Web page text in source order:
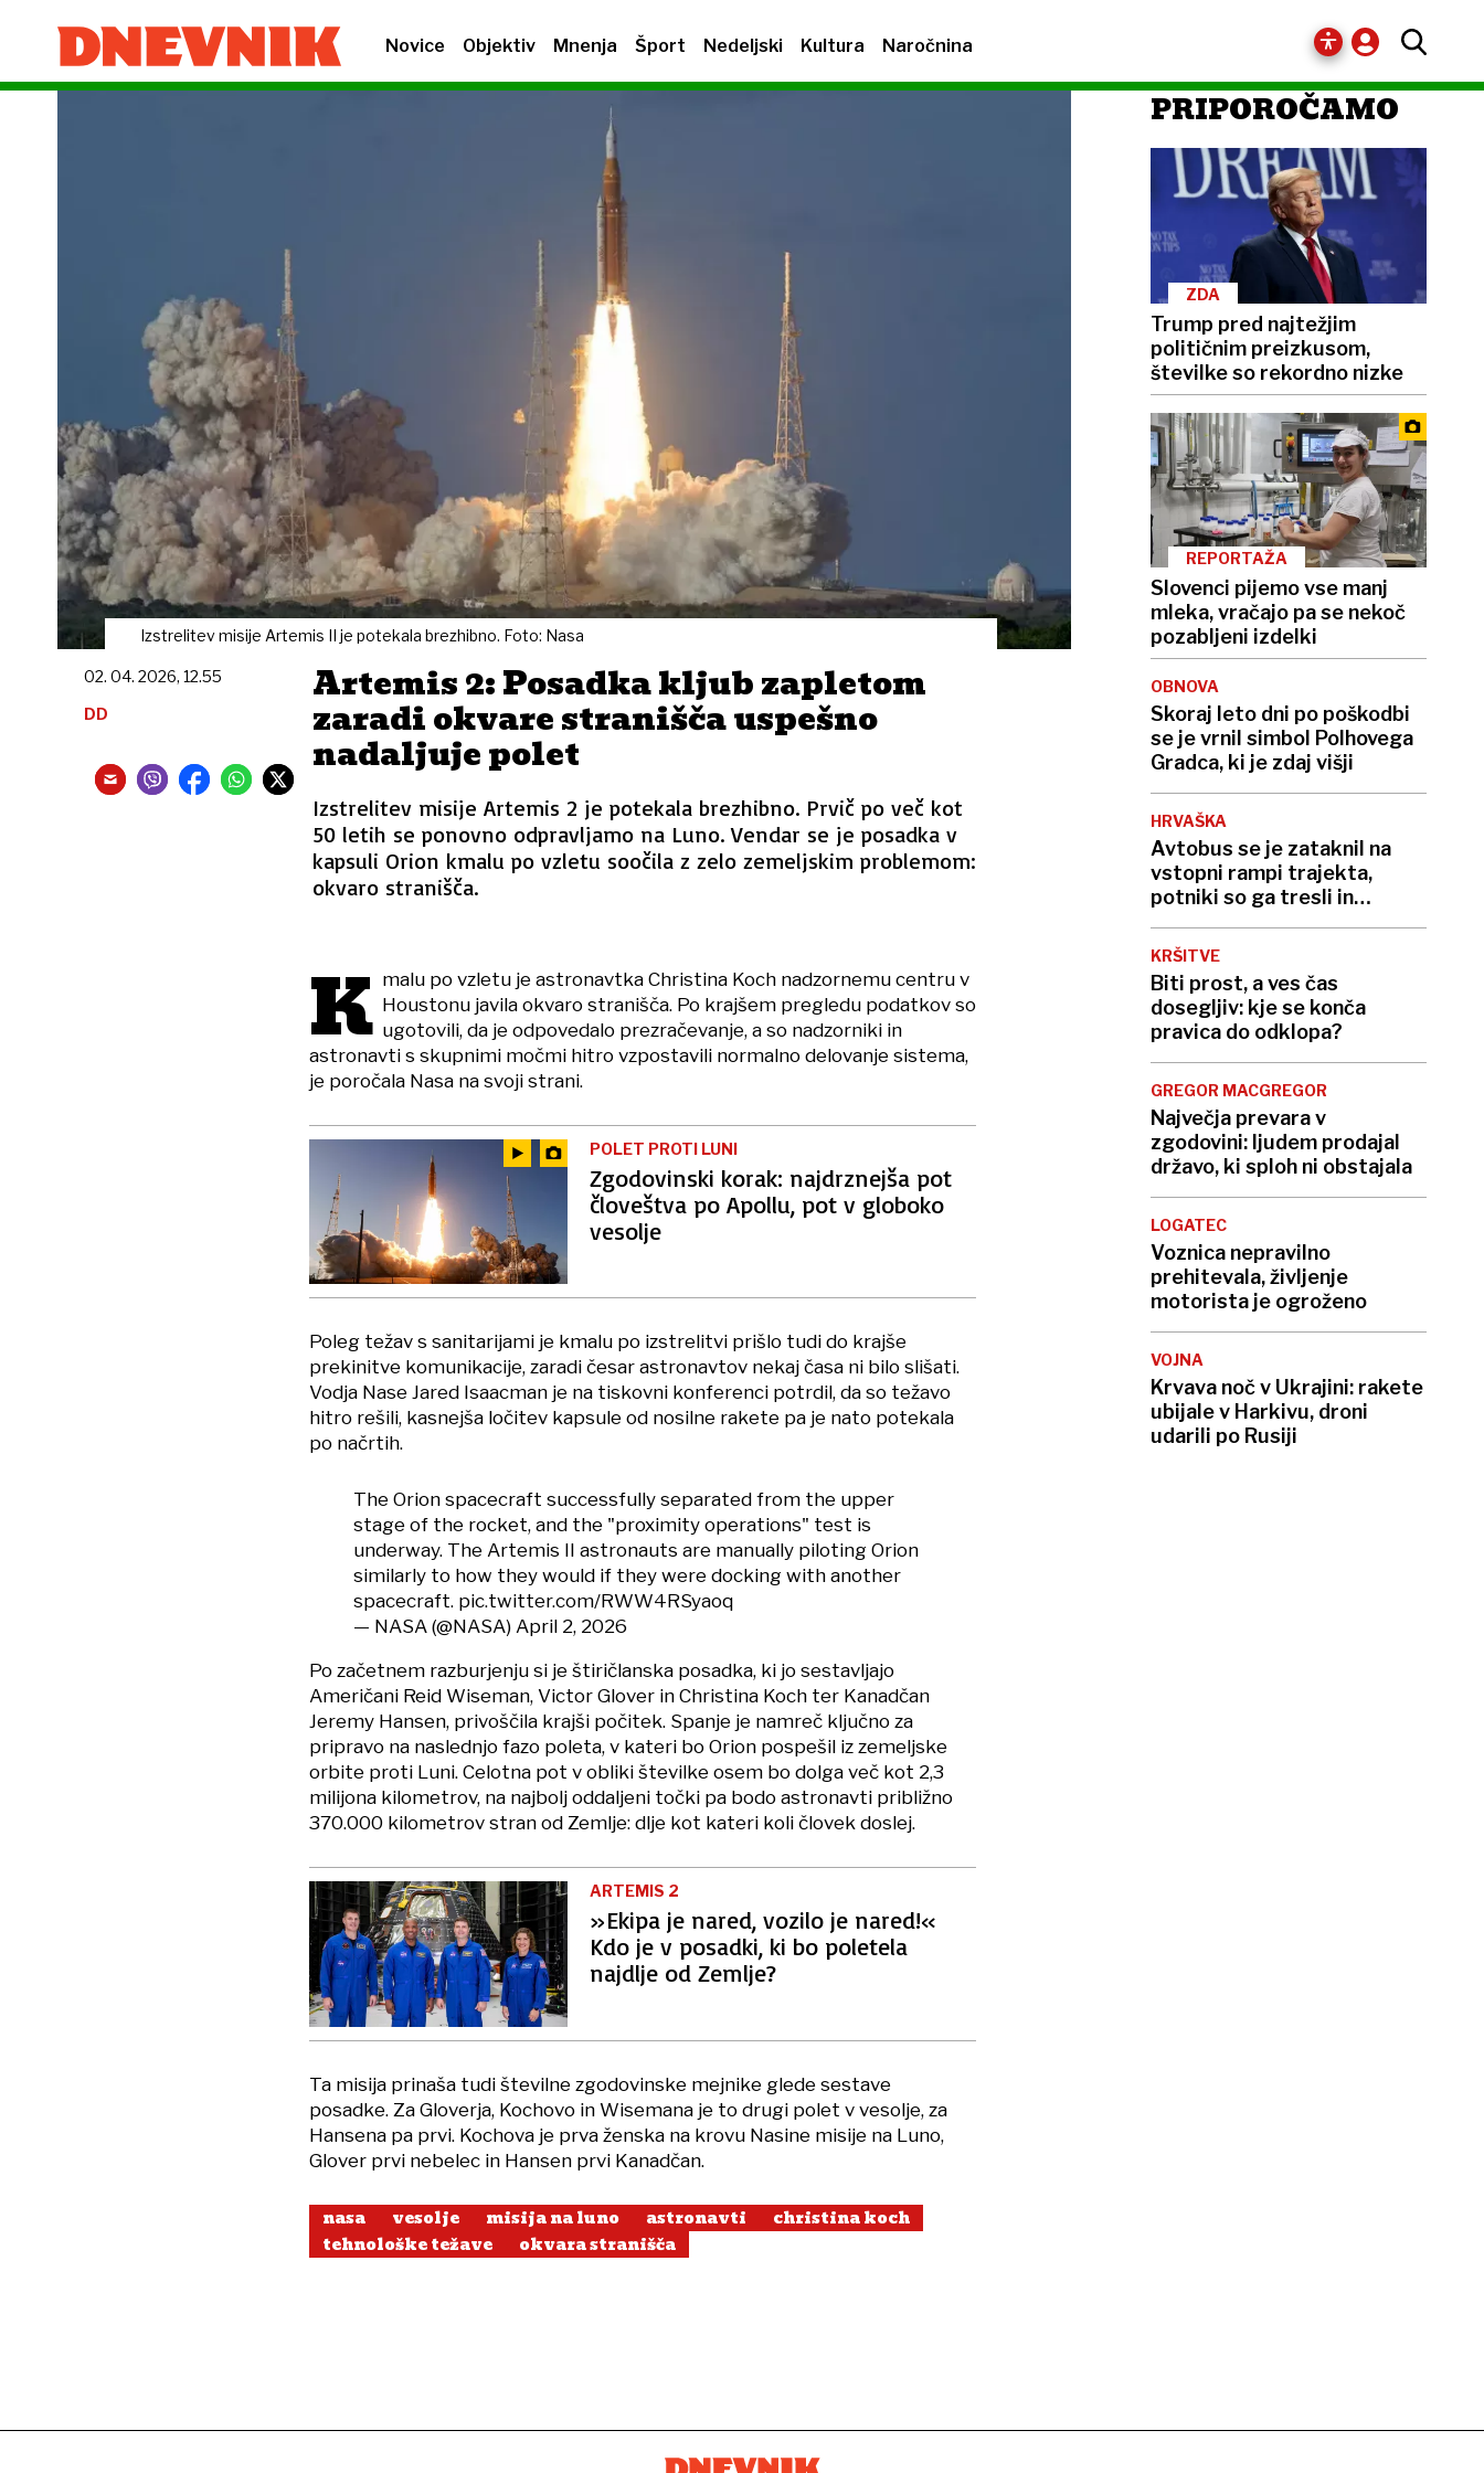
Novice Objektiv Mnenja Šport Nedeljski Kultura Naročnina
Izstrelitev misije Artemis II je potekala brezhibno. Foto: Nasa
Artemis 2: Posadka kljub zapletom
zaradi okvare stranišča uspešno
nadaljuje polet
Izstrelitev misije Artemis 2 je potekala brezhibno. Prvič po več kot
50 letih se ponovno odpravljamo na Luno. Vendar se je posadka v
kapsuli Orion kmalu po vzletu soočila z zelo zemeljskim problemom:
okvaro stranišča.
02. 04. 2026, 12.55
DD
K malu po vzletu je astronavtka Christina Koch nadzornemu centru v
Houstonu javila okvaro stranišča. Po krajšem pregledu podatkov so
ugotovili, da je odpovedalo prezračevanje, a so nadzorniki in
astronavti s skupnimi močmi hitro vzpostavili normalno delovanje sistema,
je poročala Nasa na svoji strani.
POLET PROTI LUNI
Zgodovinski korak: najdrznejša pot
človeštva po Apollu, pot v globoko
vesolje
Poleg težav s sanitarijami je kmalu po izstrelitvi prišlo tudi do krajše
prekinitve komunikacije, zaradi česar astronavtov nekaj časa ni bilo slišati.
Vodja Nase Jared Isaacman je na tiskovni konferenci potrdil, da so težavo
hitro rešili, kasnejša ločitev kapsule od nosilne rakete pa je nato potekala
po načrtih.
The Orion spacecraft successfully separated from the upper
stage of the rocket, and the "proximity operations" test is
underway. The Artemis II astronauts are manually piloting Orion
similarly to how they would if they were docking with another
spacecraft. pic.twitter.com/RWW4RSyaoq
— NASA (@NASA) April 2, 2026
Po začetnem razburjenju si je štiričlanska posadka, ki jo sestavljajo
Američani Reid Wiseman, Victor Glover in Christina Koch ter Kanadčan
Jeremy Hansen, privoščila krajši počitek. Spanje je namreč ključno za
pripravo na naslednjo fazo poleta, v kateri bo Orion pospešil iz zemeljske
orbite proti Luni. Celotna pot v obliki številke osem bo dolga več kot 2,3
milijona kilometrov, na najbolj oddaljeni točki pa bodo astronavti približno
370.000 kilometrov stran od Zemlje: dlje kot kateri koli človek doslej.
ARTEMIS 2
»Ekipa je nared, vozilo je nared!«
Kdo je v posadki, ki bo poletela
najdlje od Zemlje?
Ta misija prinaša tudi številne zgodovinske mejnike glede sestave
posadke. Za Gloverja, Kochovo in Wisemana je to drugi polet v vesolje, za
Hansena pa prvi. Kochova je prva ženska na krovu Nasine misije na Luno,
Glover prvi nebelec in Hansen prvi Kanadčan.
nasa vesolje misija na luno astronavti
christina koch
tehnološke težave
okvara stranišča
PRIPOROČAMO
ZDA
Trump pred najtežjim
političnim preizkusom,
številke so rekordno nizke
REPORTAŽA
Slovenci pijemo vse manj
mleka, vračajo pa se nekoč
pozabljeni izdelki
OBNOVA
Skoraj leto dni po poškodbi
se je vrnil simbol Polhovega
Gradca, ki je zdaj višji
HRVAŠKA
Avtobus se je zataknil na
vstopni rampi trajekta,
potniki so ga tresli in
potiskali
KRŠITVE
Biti prost, a ves čas
dosegljiv: kje se konča
pravica do odklopa?
GREGOR MACGREGOR
Največja prevara v
zgodovini: ljudem prodajal
državo, ki sploh ni obstajala
LOGATEC
Voznica nepravilno
prehitevala, življenje
motorista je ogroženo
VOJNA
Krvava noč v Ukrajini: rakete
ubijale v Harkivu, droni
udarili po Rusiji